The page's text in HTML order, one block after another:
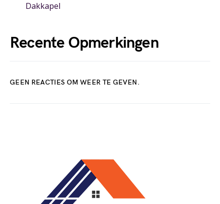
Dakkapel
Recente Opmerkingen
GEEN REACTIES OM WEER TE GEVEN.